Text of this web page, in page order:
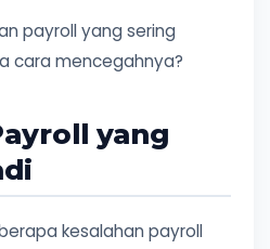
payroll yang sering
cara mencegahnya?
yang
kesalahan payroll